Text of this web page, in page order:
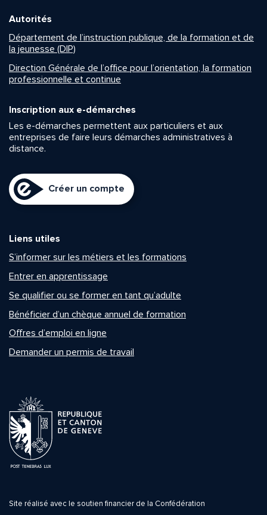
Autorités
Département de l’instruction publique, de la formation et de
la jeunesse (DIP)
Direction Générale de l’office pour l’orientation, la formation
professionnelle et continue
Inscription aux e-démarches
Les e-démarches permettent aux particuliers et aux
entreprises de faire leurs démarches administratives à
distance.
Créer un compte
Liens utiles
S’informer sur les métiers et les formations
Entrer en apprentissage
Se qualifier ou se former en tant qu’adulte
Bénéficier d’un chèque annuel de formation
Offres d’emploi en ligne
Demander un permis de travail
Site réalisé avec le soutien financier de la Confédération